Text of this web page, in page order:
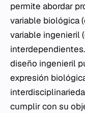
permite abordar
variable biológica
variable ingenieril
diseño ingenieril
expresión
cumplir con su